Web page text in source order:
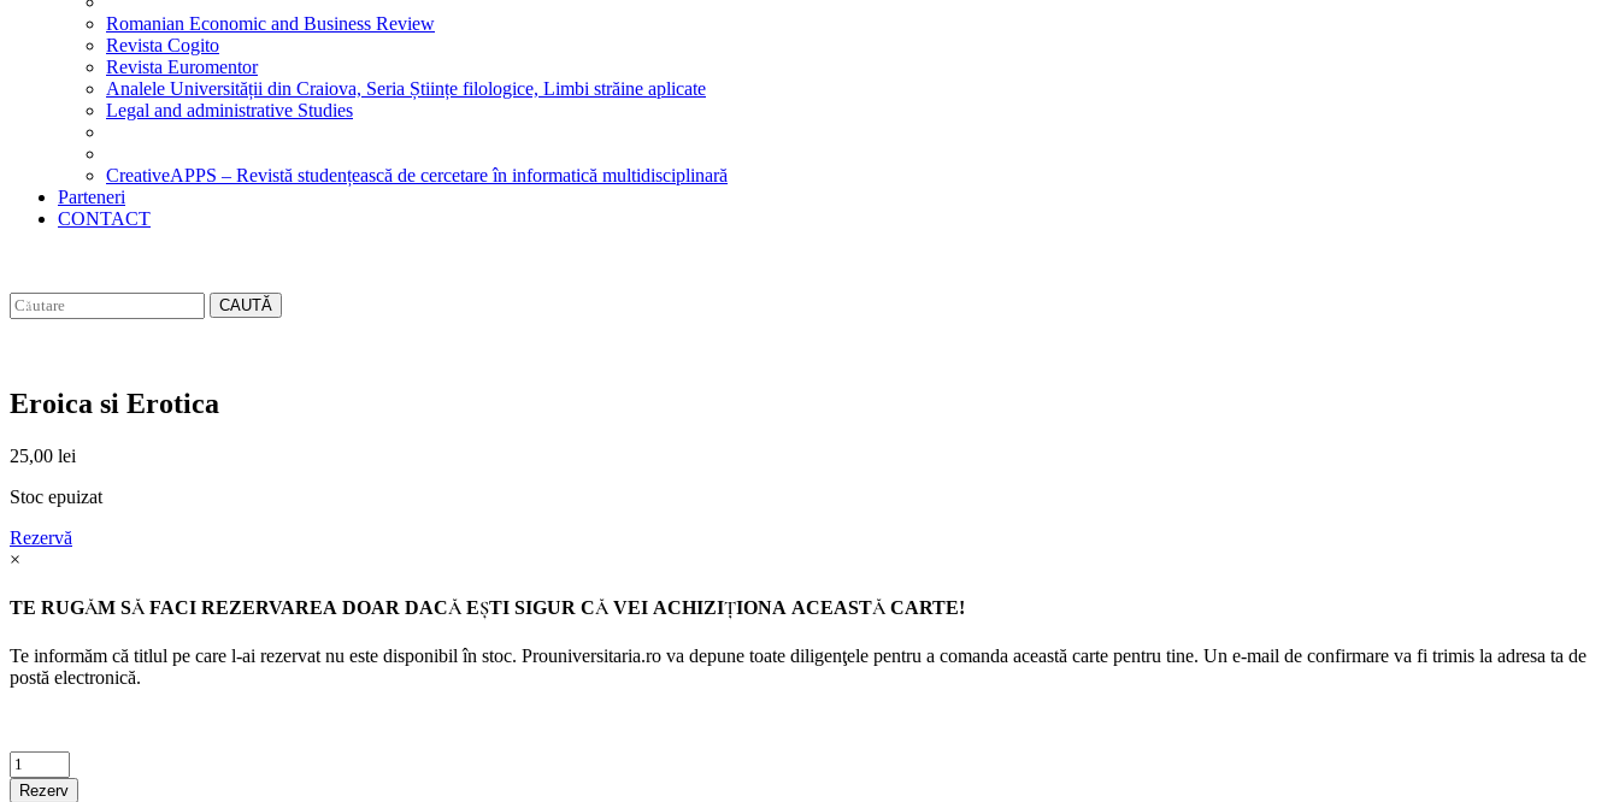
Romanian Economic and Business Review
Revista Cogito
Revista Euromentor
Analele Universității din Craiova, Seria Științe filologice, Limbi străine aplicate
Legal and administrative Studies
CreativeAPPS – Revistă studențească de cercetare în informatică multidisciplinară
Parteneri
CONTACT
CAUTĂ
Eroica si Erotica
25,00 lei
Stoc epuizat
Rezervă
×
TE RUGĂM SĂ FACI REZERVAREA DOAR DACĂ EŞTI SIGUR CĂ VEI ACHIZIŢIONA ACEASTĂ CARTE!
Te informăm că titlul pe care l-ai rezervat nu este disponibil în stoc. Prouniversitaria.ro va depune toate diligenţele pentru a comanda această carte pentru tine. Un e-mail de confirmare va fi trimis la adresa ta de
postă electronică.
Criminalistica
quantity
Rezerv